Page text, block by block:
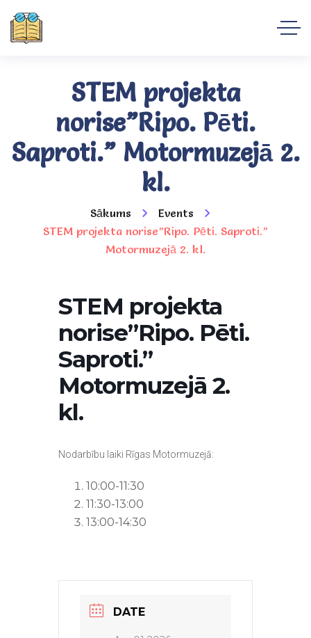
STEM projekta
norise”Ripo. Pēti.
Saproti.” Motormuzejā 2.
kl.
Sākums
Events
STEM projekta norise”Ripo. Pēti. Saproti.”
Motormuzejā 2. kl.
STEM projekta
norise”Ripo. Pēti.
Saproti.”
Motormuzejā 2.
kl.
Nodarbību laiki Rīgas Motormuzejā:
10:00-11:30
11:30-13:00
13:00-14:30
DATE